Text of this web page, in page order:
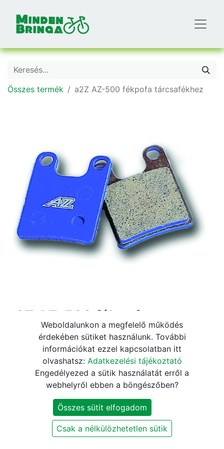
Összes termék a2Z AZ-500 fékpofa tárcsafékhez
a2Z AZ-500 fékpofa
tárcsafékhez
Ft 5.490Ft
Jelenleg nem elérhető
Értesítést kérek, ha újra elérhető
Szállítási és fizetési információk
Weboldalunkon a megfelelő működés
érdekében sütiket használunk. További
információkat ezzel kapcsolatban itt
olvashatsz: Adatkezelési tájékoztató
Engedélyezed a sütik használatát erről a
webhelyről ebben a böngészőben?
Összes sütit elfogadom
Csak a nélkülözhetetlen sütik